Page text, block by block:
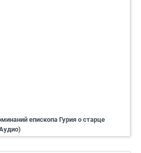
епископа Гурия о старце